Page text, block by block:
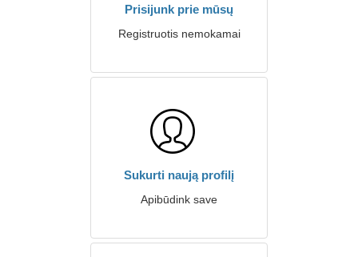
Prisijunk prie mūsų
Registruotis nemokamai
Sukurti naują profilį
Apibūdink save